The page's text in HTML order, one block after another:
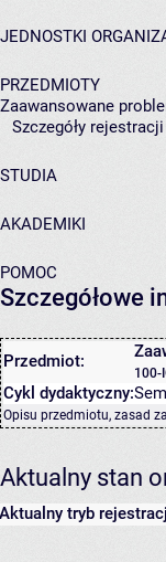
JEDNOSTKI
PRZEDMIOTY
Zaawansowane
Szczegóły
STUDIA
AKADEMIKI
POMOC
Szczegółowe
Przedmiot:
100-
Cykl dydaktyczny:
Opisu przedmiotu, zasad
Aktualny stan
Aktualny tryb